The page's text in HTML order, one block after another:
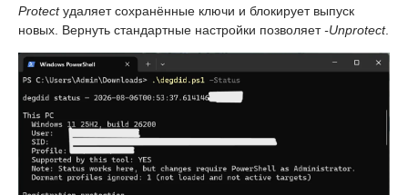
Protectудаляет сохранённые ключи и блокирует выпуск
новых. Вернуть стандартные настройки позволяет-Unprotect.